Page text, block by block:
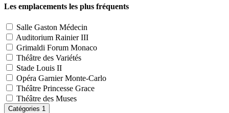
Les emplacements les plus fréquents
Salle Gaston Médecin
Auditorium Rainier III
Grimaldi Forum Monaco
Théâtre des Variétés
Stade Louis II
Opéra Garnier Monte-Carlo
Théâtre Princesse Grace
Théâtre des Muses
Catégories 1